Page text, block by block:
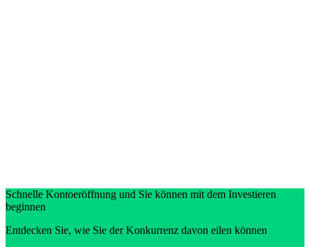
Schnelle Kontoeröffnung und Sie können mit dem Investieren
beginnen
Entdecken Sie, wie Sie der Konkurrenz davon eilen können